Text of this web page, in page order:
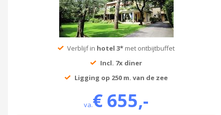
Verblijf in hotel 3* met ontbijtbuffet
Incl. 7x diner
Ligging op 250 m. van de zee
va.€ 655,-